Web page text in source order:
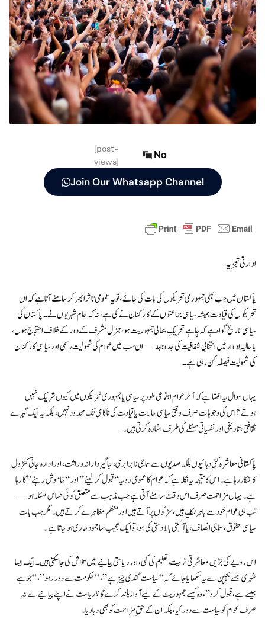
[post-
views]
No
Join Our Whatsapp Channel
ادارتی تجزیہ
پاکستان میں جب بھی جمہوری تحریکوں کی بات کی جائے، تو یہ عمومی تاثر ابھر کر سامنے آتا ہے کہ ان
تحریکوں کی قیادت ہمیشہ سیاسی جماعتوں کے کارکنان نے کی ہے، نہ کہ عام شہریوں نے۔ پاکستان کی
سیاسی تاریخ گواہ ہے کہ چاہے تحریکِ بحالی جمہوریت ہو، جنرل مشرف کے دور کے خلاف احتجاج ہوں،
یا حالیہ ادوار میں انتخابی شفافیت کی جدوجہد — ان سب میں عوام کی شمولیت رسمی اور سیاسی کارکنان
کی شمولیت فیصلہ کن رہی ہے۔
یہاں سوال یہ اٹھتا ہے کہ آخر عوام اجتماعی طور پر سیاسی یا جمہوری تحریکوں میں کیوں شریک نہیں
ہوتے؟ اس کی وجوہات صرف وقتی سیاسی حالات یا قیادت کی ناکامی تک محدود نہیں، بلکہ یہ ایک گہرے
ثقافتی، تاریخی اور نفسیاتی مسئلے کی طرف اشارہ کرتی ہیں۔
پاکستانی معاشرہ کئی دہائیوں بلکہ صدیوں سے سماجی نابرابری، جاگیردارانہ وراثت، اور ادارہ جاتی کنٹرول
کا شکار رہا ہے۔ اس کا نتیجہ یہ نکلا ہے کہ عوام کا عمومی رویہ “قبول کر لینے” اور “خاموش رہنے” کا رہا
ہے۔ یہاں مزاحمت صرف اس وقت سامنے آتی ہے جب مذہب سے متعلق کوئی حساس مسئلہ ہو —
تب ہی عوام خود سے باہر نکلتے ہیں، سڑکوں پر آتے ہیں اور منظم مظاہرے کرتے ہیں۔ مگر جب بات
سیاسی حقوق، سماجی انصاف، یا آئینی بالادستی کی ہو، تو ایک عجیب سا جمود طاری ہو جاتا ہے۔
اس رویے کی جڑیں معاشرتی تربیت، تعلیم کی کمی، اور ریاستی بیانیے میں تلاش کی جا سکتی ہیں۔ ایک ایسا
شہری جسے بچپن سے یہ سکھایا جائے کہ “سیاست گندی چیز ہے”، “حکومت سے دور رہو”، “جو ہے
جیسے ہے، قبول کرو”، وہ کیسے جمہوریت کے لیے آواز بلند کرے گا؟ ریاست نے اپنے بیانیے سے نہ
صرف عوام کو سیاست سے دور کیا، بلکہ ان کے حقِ مزاحمت کو بھی دبا دیا۔